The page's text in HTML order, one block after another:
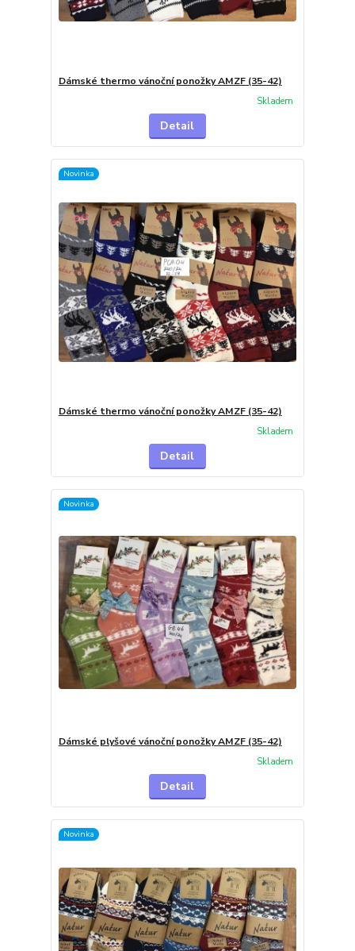
Dámské thermo vánoční ponožky AMZF (35-42)
Skladem
Detail
Novinka
Dámské thermo vánoční ponožky AMZF (35-42)
Skladem
Detail
Novinka
Dámské plyšové vánoční ponožky AMZF (35-42)
Skladem
Detail
Novinka